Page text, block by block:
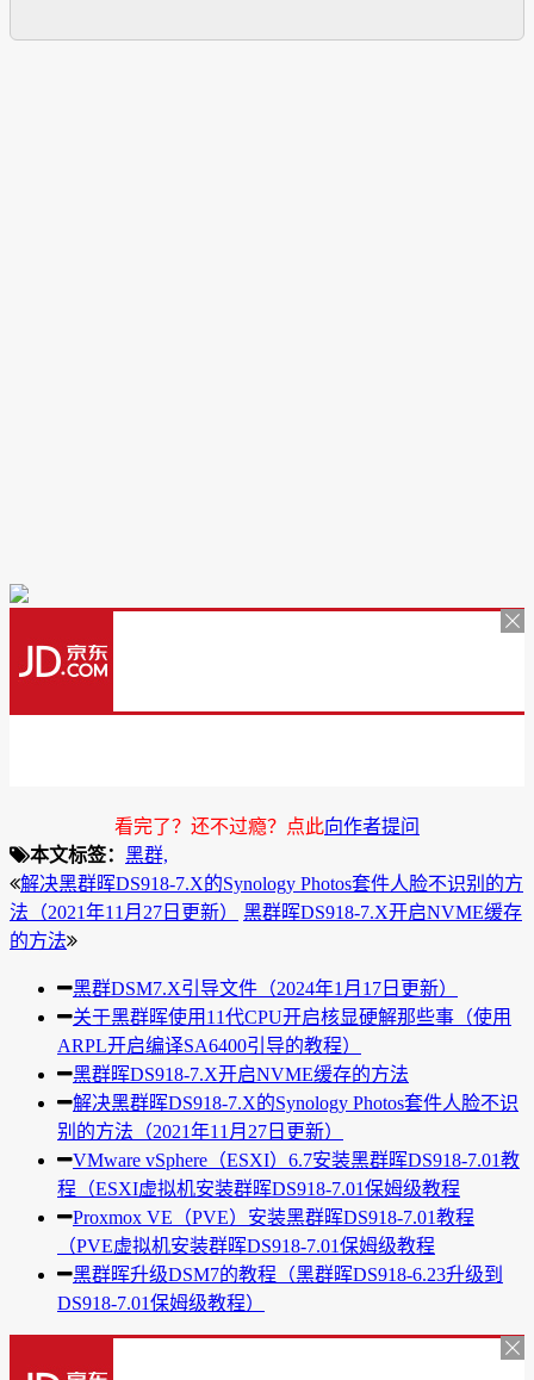
看完了？还不过瘾？点此向作者提问
本文标签： 黑群,
解决黑群晖DS918-7.X的Synology Photos套件人脸不识别的方
法（2021年11月27日更新）
黑群晖DS918-7.X开启NVME缓存
的方法
黑群DSM7.X引导文件（2024年1月17日更新）
关于黑群晖使用11代CPU开启核显硬解那些事（使用
ARPL开启编译SA6400引导的教程）
黑群晖DS918-7.X开启NVME缓存的方法
解决黑群晖DS918-7.X的Synology Photos套件人脸不识
别的方法（2021年11月27日更新）
VMware vSphere（ESXI）6.7安装黑群晖DS918-7.01教
程（ESXI虚拟机安装群晖DS918-7.01保姆级教程
Proxmox VE（PVE）安装黑群晖DS918-7.01教程
（PVE虚拟机安装群晖DS918-7.01保姆级教程
黑群晖升级DSM7的教程（黑群晖DS918-6.23升级到
DS918-7.01保姆级教程）